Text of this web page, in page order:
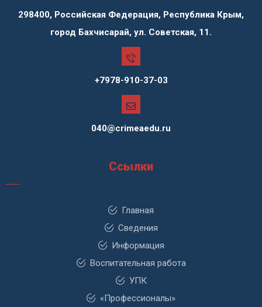
298400, Российская Федерация, Республика Крым,
город Бахчисарай, ул. Советская, 11.
+7978-910-37-03
040@crimeaedu.ru
Ссылки
Главная
Сведения
Информация
Воспитательная работа
УПК
«Профессионалы»